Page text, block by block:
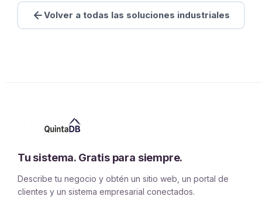
Volver a todas las soluciones industriales
Tu sistema. Gratis para siempre.
Describe tu negocio y obtén un sitio web, un portal de
clientes y un sistema empresarial conectados.